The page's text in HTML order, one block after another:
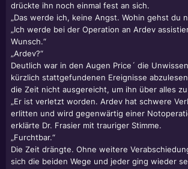
drückte ihn noch einmal fest an sich.
„Das werde ich, keine Angst. Wohin gehst du
„Ich werde bei der Operation an Ardev
Wunsch.“
„Ardev?“
Deutlich war in den Augen Price´ die
kürzlich stattgefundenen Ereignisse
die Zeit nicht ausgereicht, um ihn über alles
„Er ist verletzt worden. Ardev hat schwere
erlitten und wird gegenwärtig einer
erklärte Dr. Frasier mit trauriger Stimme.
„Furchtbar.“
Die Zeit drängte. Ohne weitere
sich die beiden Wege und jeder ging wieder